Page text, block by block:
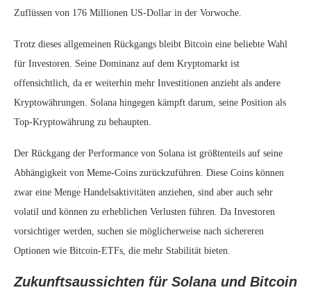
Zuflüssen von 176 Millionen US-Dollar in der Vorwoche.
Trotz dieses allgemeinen Rückgangs bleibt Bitcoin eine beliebte Wahl
für Investoren. Seine Dominanz auf dem Kryptomarkt ist
offensichtlich, da er weiterhin mehr Investitionen anzieht als andere
Kryptowährungen. Solana hingegen kämpft darum, seine Position als
Top-Kryptowährung zu behaupten.
Der Rückgang der Performance von Solana ist größtenteils auf seine
Abhängigkeit von Meme-Coins zurückzuführen. Diese Coins können
zwar eine Menge Handelsaktivitäten anziehen, sind aber auch sehr
volatil und können zu erheblichen Verlusten führen. Da Investoren
vorsichtiger werden, suchen sie möglicherweise nach sichereren
Optionen wie Bitcoin-ETFs, die mehr Stabilität bieten.
Zukunftsaussichten für Solana und Bitcoin